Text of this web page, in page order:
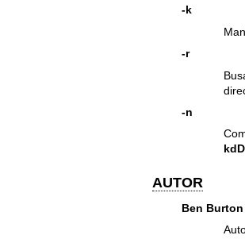
-k
-r
-n
AUTOR
Ben Burton